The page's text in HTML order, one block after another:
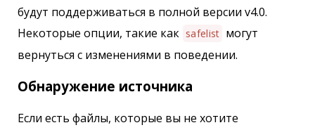
будут поддерживаться в полной версии v4.0.
Некоторые опции, такие как safelist могут
вернуться с изменениями в поведении.
Обнаружение источника
Если есть файлы, которые вы не хотите